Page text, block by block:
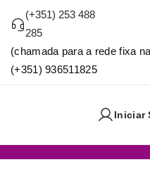
(+351) 253 488
285
(chamada para a rede fixa
(+351) 936511825
Iniciar